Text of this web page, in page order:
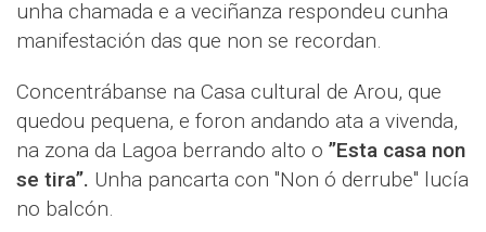
unha chamada e a veciñanza respondeu cunha
manifestación das que non se recordan.
Concentrábanse na Casa cultural de Arou, que
quedou pequena, e foron andando ata a vivenda,
na zona da Lagoa berrando alto o ”Esta casa non
se tira”. Unha pancarta con "Non ó derrube" lucía
no balcón.